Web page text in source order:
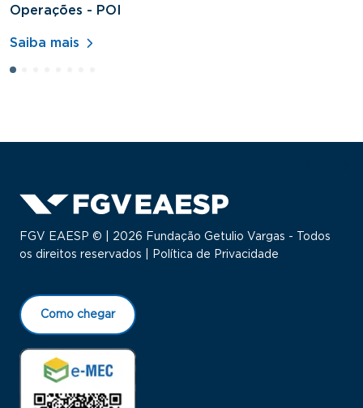
Operações - POI
Saiba mais
FGV EAESP © | 2026 Fundação Getulio Vargas - Todos
os direitos reservados |
Política de Privacidade
Como chegar